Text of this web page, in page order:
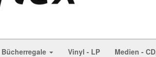
Bücherregale Vinyl - LP Medien -